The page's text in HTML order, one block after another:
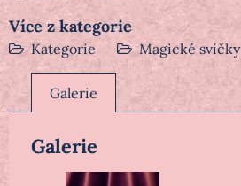
Více z kategorie
Kategorie Magické svíčky
Galerie
Galerie